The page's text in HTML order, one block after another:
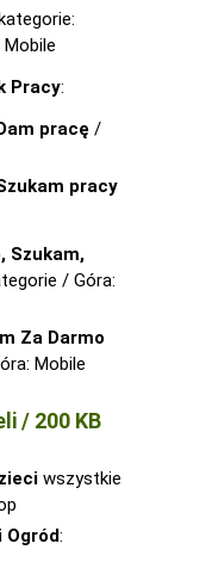
Pracy:
pracę /
pracy
Szukam,
/ Góra:
Za Darmo
Mobile
/ 200 KB
wszystkie
Ogród: